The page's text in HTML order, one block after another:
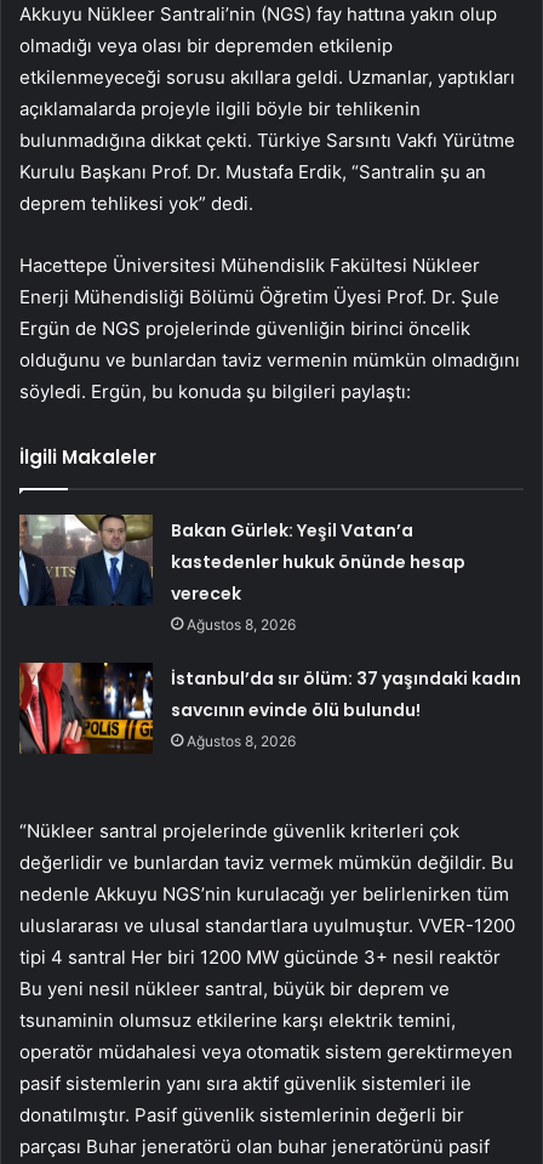
Akkuyu Nükleer Santrali’nin (NGS) fay hattına yakın olup
olmadığı veya olası bir depremden etkilenip
etkilenmeyeceği sorusu akıllara geldi. Uzmanlar, yaptıkları
açıklamalarda projeyle ilgili böyle bir tehlikenin
bulunmadığına dikkat çekti. Türkiye Sarsıntı Vakfı Yürütme
Kurulu Başkanı Prof. Dr. Mustafa Erdik, “Santralin şu an
deprem tehlikesi yok” dedi.
Hacettepe Üniversitesi Mühendislik Fakültesi Nükleer
Enerji Mühendisliği Bölümü Öğretim Üyesi Prof. Dr. Şule
Ergün de NGS projelerinde güvenliğin birinci öncelik
olduğunu ve bunlardan taviz vermenin mümkün olmadığını
söyledi. Ergün, bu konuda şu bilgileri paylaştı:
İlgili Makaleler
Bakan Gürlek: Yeşil Vatan’a
kastedenler hukuk önünde hesap
verecek
Ağustos 8, 2026
İstanbul’da sır ölüm: 37 yaşındaki kadın
savcının evinde ölü bulundu!
Ağustos 8, 2026
“Nükleer santral projelerinde güvenlik kriterleri çok
değerlidir ve bunlardan taviz vermek mümkün değildir. Bu
nedenle Akkuyu NGS’nin kurulacağı yer belirlenirken tüm
uluslararası ve ulusal standartlara uyulmuştur. VVER-1200
tipi 4 santral Her biri 1200 MW gücünde 3+ nesil reaktör
Bu yeni nesil nükleer santral, büyük bir deprem ve
tsunaminin olumsuz etkilerine karşı elektrik temini,
operatör müdahalesi veya otomatik sistem gerektirmeyen
pasif sistemlerin yanı sıra aktif güvenlik sistemleri ile
donatılmıştır. Pasif güvenlik sistemlerinin değerli bir
parçası Buhar jeneratörü olan buhar jeneratörünü pasif